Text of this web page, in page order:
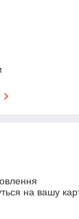
на вашу